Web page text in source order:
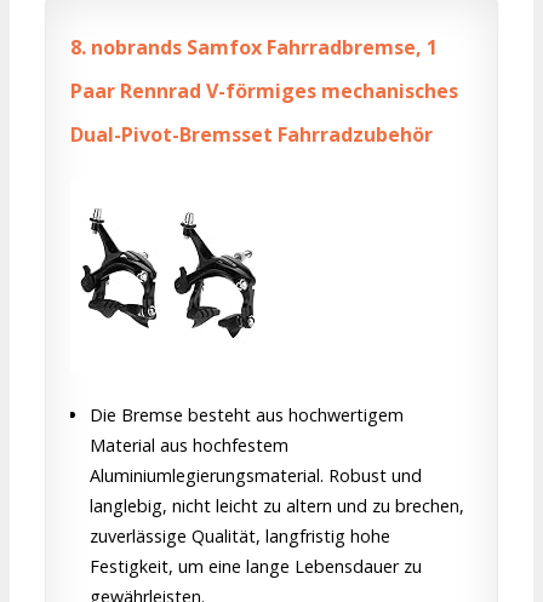
8. nobrands Samfox Fahrradbremse, 1
Paar Rennrad V-förmiges mechanisches
Dual-Pivot-Bremsset Fahrradzubehör
Die Bremse besteht aus hochwertigem
Material aus hochfestem
Aluminiumlegierungsmaterial. Robust und
langlebig, nicht leicht zu altern und zu brechen,
zuverlässige Qualität, langfristig hohe
Festigkeit, um eine lange Lebensdauer zu
gewährleisten.